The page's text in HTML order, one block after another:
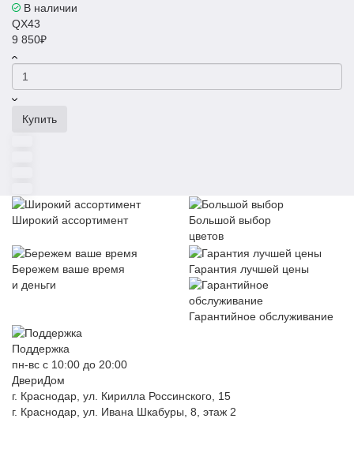
В наличии
QX43
9 850₽
Купить
Широкий ассортимент
Большой выбор
цветов
Бережем ваше время
и деньги
Гарантия лучшей цены
Гарантийное обслуживание
Поддержка
пн-вс с 10:00 до 20:00
ДвериДом
г. Краснодар, ул. Кирилла Россинского, 15
г. Краснодар, ул. Ивана Шкабуры, 8, этаж 2